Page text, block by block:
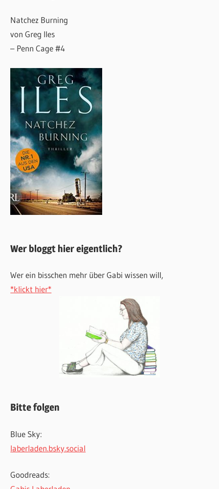
Natchez Burning
von Greg Iles
– Penn Cage #4
Wer bloggt hier eigentlich?
Wer ein bisschen mehr über Gabi wissen will,
*klickt hier*
Bitte folgen
Blue Sky:
laberladen.bsky.social
Goodreads: